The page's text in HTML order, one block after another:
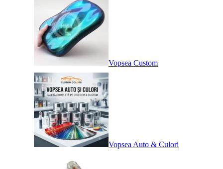
Vopsea Custom
Vopsea Auto & Culori